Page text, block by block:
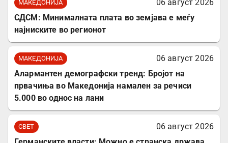
МАКЕДОНИЈА
06 август 2026
СДСМ: Минималната плата во земјава е меѓу
најниските во регионот
МАКЕДОНИЈА
06 август 2026
Алармантен демографски тренд: Бројот на
првачиња во Македонија намален за речиси
5.000 во однос на лани
СВЕТ
06 август 2026